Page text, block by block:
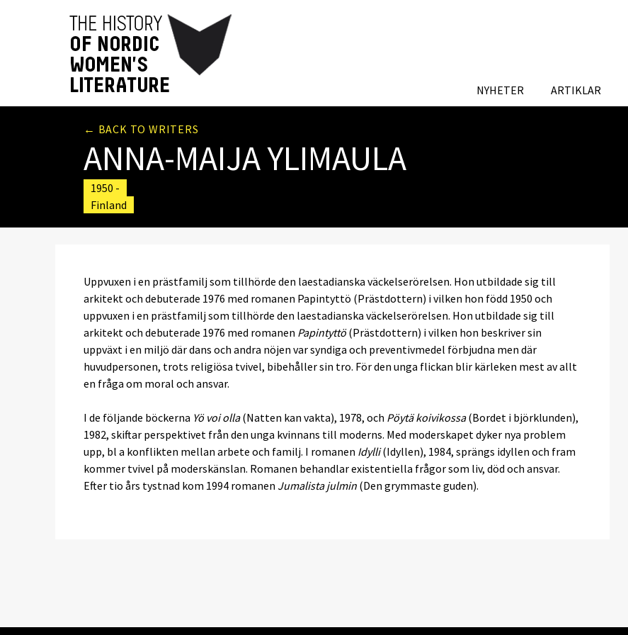
NYHETER ARTIKLAR
← BACK TO WRITERS
ANNA-MAIJA YLIMAULA
1950 -
Finland
Uppvuxen i en prästfamilj som tillhörde den laestadianska väckelserörelsen. Hon utbildade sig till
arkitekt och debuterade 1976 med romanen Papintyttö (Prästdottern) i vilken hon född 1950 och
uppvuxen i en prästfamilj som tillhörde den laestadianska väckelserörelsen. Hon utbildade sig till
arkitekt och debuterade 1976 med romanen Papintyttö(Prästdottern) i vilken hon beskriver sin
uppväxt i en miljö där dans och andra nöjen var syndiga och preventivmedel förbjudna men där
huvudpersonen, trots religiösa tvivel, bibehåller sin tro. För den unga flickan blir kärleken mest av allt
en fråga om moral och ansvar.
I de följande böckerna Yö voi olla(Natten kan vakta), 1978, och Pöytä koivikossa(Bordet i björklunden),
1982, skiftar perspektivet från den unga kvinnans till moderns. Med moderskapet dyker nya problem
upp, bl a konflikten mellan arbete och familj. I romanen Idylli(Idyllen), 1984, sprängs idyllen och fram
kommer tvivel på moderskänslan. Romanen behandlar existentiella frågor som liv, död och ansvar.
Efter tio års tystnad kom 1994 romanen Jumalista julmin (Den grymmaste guden).